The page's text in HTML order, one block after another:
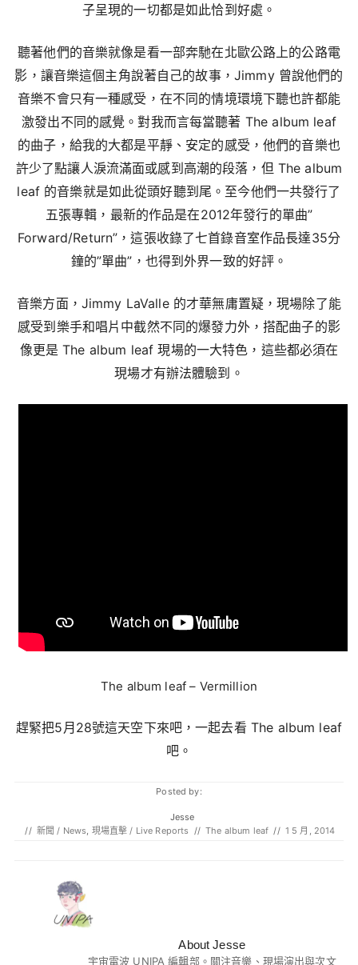
子呈現的一切都是如此恰到好處。
聽著他們的音樂就像是看一部奔馳在北歐公路上的公路電
影，讓音樂這個主角說著自己的故事，Jimmy 曾說他們的
音樂不會只有一種感受，在不同的情境環境下聽也許都能
激發出不同的感覺。對我而言每當聽著 The album leaf
的曲子，給我的大都是平靜、安定的感受，他們的音樂也
許少了點讓人淚流滿面或感到高潮的段落，但 The album
leaf 的音樂就是如此從頭好聽到尾。至今他們一共發行了
五張專輯，最新的作品是在2012年發行的單曲”
Forward/Return”，這張收錄了七首錄音室作品長達35分
鐘的”單曲”，也得到外界一致的好評。
音樂方面，Jimmy LaValle 的才華無庸置疑，現場除了能
感受到樂手和唱片中截然不同的爆發力外，搭配曲子的影
像更是 The album leaf 現場的一大特色，這些都必須在
現場才有辦法體驗到。
The album leaf – Vermillion
趕緊把5月28號這天空下來吧，一起去看 The album leaf
吧。
Posted by:
Jesse
// 新聞 / News 現場直擊 / Live Reports // The album leaf // 1 5 月, 2014
About Jesse
宇宙電波 UNIPA 編輯部。關注音樂、現場演出與次文